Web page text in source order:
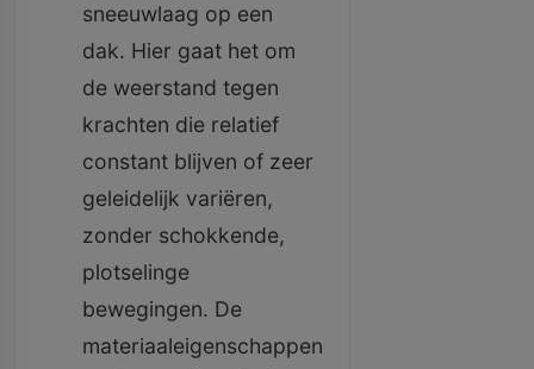
sneeuwlaag op een
dak. Hier gaat het om
de weerstand tegen
krachten die relatief
constant blijven of zeer
geleidelijk variëren,
zonder schokkende,
plotselinge
bewegingen. De
materiaaleigenschappen